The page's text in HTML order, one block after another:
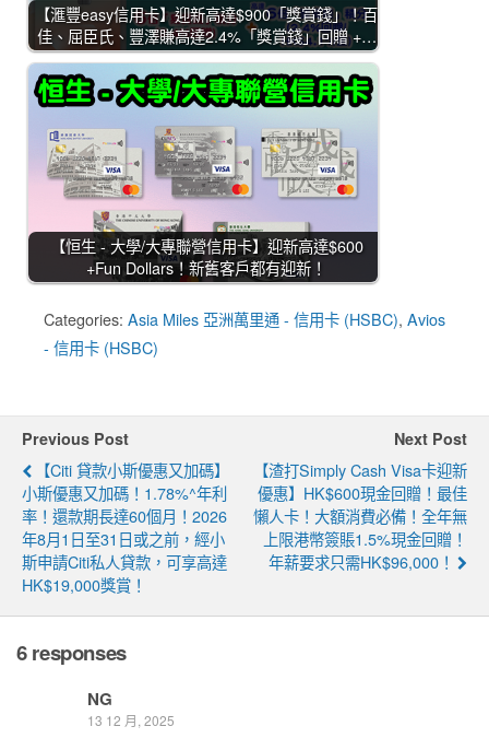
【滙豐easy信用卡】迎新高達$900「獎賞錢」！百
佳、屈臣氏、豐澤賺高達2.4%「獎賞錢」回贈 +…
【恒生 - 大學/大專聯營信用卡】迎新高達$600
+Fun Dollars！新舊客戶都有迎新！
Categories: Asia Miles 亞洲萬里通 - 信用卡 (HSBC), Avios
- 信用卡 (HSBC)
Previous Post
【Citi 貸款小斯優惠又加碼】
小斯優惠又加碼！1.78%^年利
率！還款期長達60個月！2026
年8月1日至31日或之前，經小
斯申請Citi私人貸款，可享高達
HK$19,000獎賞！
Next Post
【渣打Simply Cash Visa卡迎新
優惠】HK$600現金回贈！最佳
懶人卡！大額消費必備！全年無
上限港幣簽賬1.5%現金回贈！
年薪要求只需HK$96,000！
6 responses
NG
13 12 月, 2025